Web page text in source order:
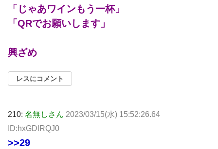
「じゃあワインもう一杯」
「QRでお願いします」
興ざめ
レスにコメント
210: 名無しさん 2023/03/15(水) 15:52:26.64
ID:hxGDlRQJ0
>>29